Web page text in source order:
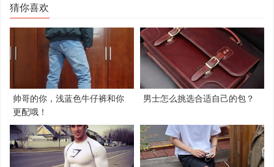
猜你喜欢
帅哥的你，浅蓝色牛仔裤和你
更配哦！
男士怎么挑选合适自己的包？